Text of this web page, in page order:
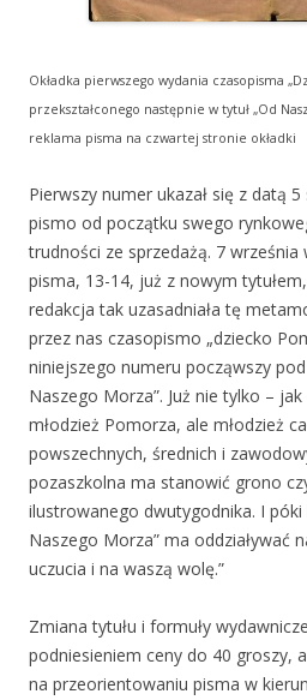
Okładka pierwszego wydania czasopisma
przekształconego następnie w tytuł „Od
reklama pisma na czwartej stronie okładki
Pierwszy numer ukazał się z datą
pismo od początku swego
trudności ze sprzedażą. 7 września
pisma, 13-14, już z nowym
redakcja tak uzasadniała tę
przez nas czasopismo „dziecko
niniejszego numeru począwszy
Naszego Morza”. Już nie tylko –
młodzież Pomorza, ale młodzież
powszechnych, średnich i
pozaszkolna ma stanowić grono
ilustrowanego dwutygodnika. I póki
Naszego Morza” ma oddziaływać
uczucia i na waszą wolę.”
Zmiana tytułu i formuły
podniesieniem ceny do 40 groszy,
na przeorientowaniu pisma w